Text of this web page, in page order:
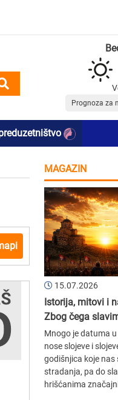
Prognoza za
MAGAZIN
15.07.2026
Istorija, mitovi i
Zbog čega
Mnogo je datuma
nose slojeve i
godišnjica koje nas
stradanja, pa do
hrišćanima